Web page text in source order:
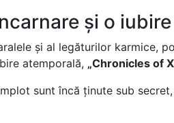
și o
și al legăturilor karmice,
atemporală, „Chronicles of
sunt încă ținute sub